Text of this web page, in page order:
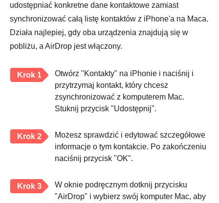
udostępniać konkretne dane kontaktowe zamiast
synchronizować całą listę kontaktów z iPhone'a na Maca.
Działa najlepiej, gdy oba urządzenia znajdują się w
pobliżu, a AirDrop jest włączony.
Krok 1
Otwórz "Kontakty" na iPhonie i naciśnij i
przytrzymaj kontakt, który chcesz
zsynchronizować z komputerem Mac.
Stuknij przycisk "Udostępnij".
Krok 2
Możesz sprawdzić i edytować szczegółowe
informacje o tym kontakcie. Po zakończeniu
naciśnij przycisk "OK".
Krok 3
W oknie podręcznym dotknij przycisku
"AirDrop" i wybierz swój komputer Mac, aby